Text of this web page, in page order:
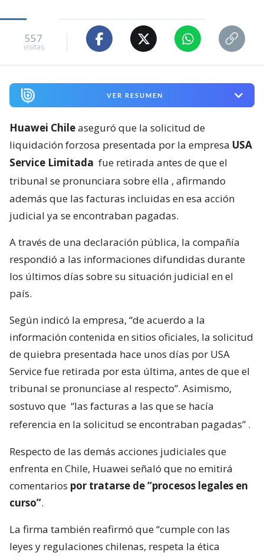
557
visitas
VER RESUMEN
Huawei Chileaseguró que la solicitud de
liquidación forzosa presentada por la empresa USA
Service Limitada fue retirada antes de que el
tribunal se pronunciara sobre ella , afirmando
además que las facturas incluidas en esa acción
judicial ya se encontraban pagadas.
A través de una declaración pública, la compañía
respondió a las informaciones difundidas durante
los últimos días sobre su situación judicial en el
país.
Según indicó la empresa, “de acuerdo a la
información contenida en sitios oficiales, la solicitud
de quiebra presentada hace unos días por USA
Service fue retirada por esta última, antes de que el
tribunal se pronunciase al respecto”. Asimismo,
sostuvo que “las facturas a las que se hacía
referencia en la solicitud se encontraban pagadas” .
Respecto de las demás acciones judiciales que
enfrenta en Chile, Huawei señaló que no emitirá
comentarios por tratarse de “procesos legales en
curso”.
La firma también reafirmó que “cumple con las
leyes y regulaciones chilenas, respeta la ética